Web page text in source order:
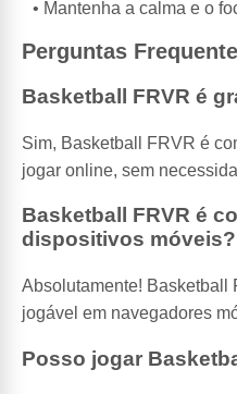
Mantenha a calma e o
Perguntas
Basketball FRVR é
Sim, Basketball FRVR é
jogar online, sem
Basketball FRVR é
dispositivos móveis?
Absolutamente! Basketball
jogável em navegadores
Posso jogar